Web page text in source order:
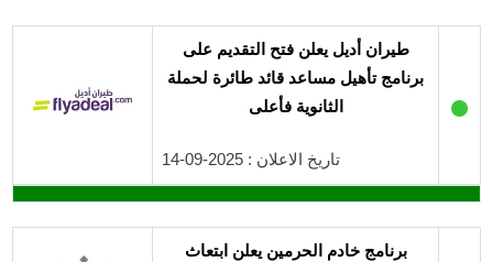
●
طيران أديل يعلن فتح التقديم على
برنامج تأهيل مساعد قائد طائرة لحملة
الثانوية فأعلى
تاريخ الاعلان : 2025-09-14
برنامج خادم الحرمين يعلن ابتعاث